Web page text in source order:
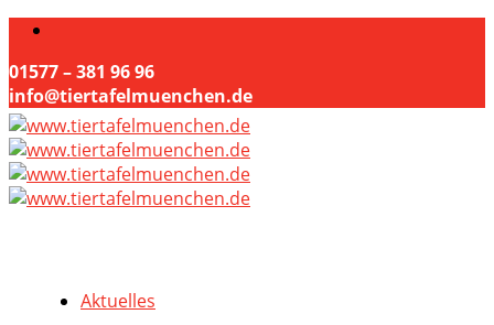
01577 – 381 96 96
info@tiertafelmuenchen.de
Aktuelles